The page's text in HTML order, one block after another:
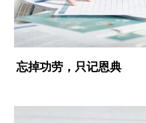
忘掉功劳，只记恩典